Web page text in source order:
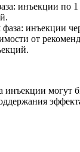
инъекции по
инъекции
от
инъекции могут